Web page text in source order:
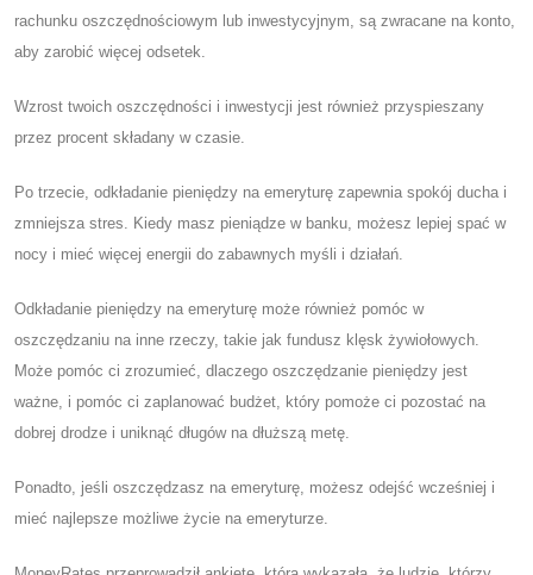
rachunku oszczędnościowym lub inwestycyjnym, są zwracane na konto,
aby zarobić więcej odsetek.
Wzrost twoich oszczędności i inwestycji jest również przyspieszany
przez procent składany w czasie.
Po trzecie, odkładanie pieniędzy na emeryturę zapewnia spokój ducha i
zmniejsza stres. Kiedy masz pieniądze w banku, możesz lepiej spać w
nocy i mieć więcej energii do zabawnych myśli i działań.
Odkładanie pieniędzy na emeryturę może również pomóc w
oszczędzaniu na inne rzeczy, takie jak fundusz klęsk żywiołowych.
Może pomóc ci zrozumieć, dlaczego oszczędzanie pieniędzy jest
ważne, i pomóc ci zaplanować budżet, który pomoże ci pozostać na
dobrej drodze i uniknąć długów na dłuższą metę.
Ponadto, jeśli oszczędzasz na emeryturę, możesz odejść wcześniej i
mieć najlepsze możliwe życie na emeryturze.